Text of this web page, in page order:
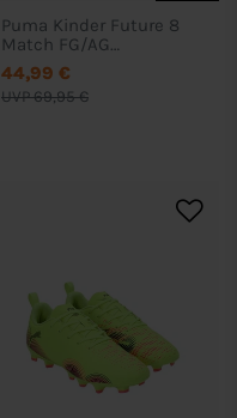
Puma Kinder Future 8
Match FG/AG
Fussballschuhe - 108143
UVP 69,95 €
44,99 €